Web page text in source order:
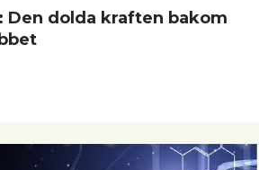
Den dolda kraften bakom